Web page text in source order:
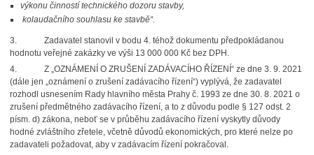
výkonu činností technického dozoru stavby,
kolaudačního souhlasu ke stavbě“.
3. Zadavatel stanovil v bodu 4. téhož dokumentu předpokládanou
hodnotu veřejné zakázky ve výši 13 000 000 Kč bez DPH.
4. Z „OZNÁMENÍ O ZRUŠENÍ ZADÁVACÍHO ŘÍZENÍ“ ze dne 3. 9. 2021
(dále jen „oznámení o zrušení zadávacího řízení“) vyplývá, že zadavatel
rozhodl usnesením Rady hlavního města Prahy č. 1993 ze dne 30. 8. 2021 o
zrušení předmětného zadávacího řízení, a to z důvodu podle § 127 odst. 2
písm. d) zákona, neboť se v průběhu zadávacího řízení vyskytly důvody
hodné zvláštního zřetele, včetně důvodů ekonomických, pro které nelze po
zadavateli požadovat, aby v zadávacím řízení pokračoval.